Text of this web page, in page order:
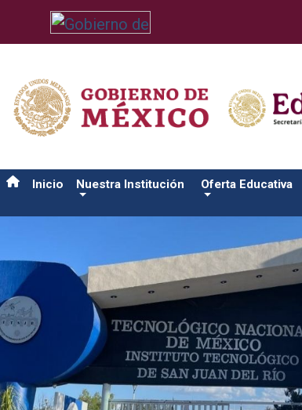
/usr/bin/ruby /www/wwwroot/sjuanrio.tecnm.mx/api/
Inicio Nuestra Institución Oferta Educativa